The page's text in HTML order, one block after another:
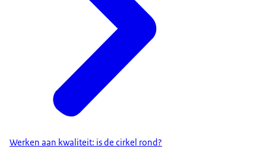
Werken aan kwaliteit: is de cirkel rond?